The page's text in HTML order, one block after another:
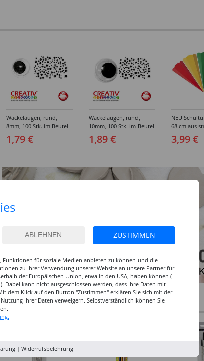
Wackelaugen, rund,
8mm, 100 Stk. im Beutel
1,79 €
Wackelaugen, rund,
10mm, 100 Stk. im Beutel
1,89 €
NEU
68 cm aus
Karton mit
3,99 €
ZUSTIMMEN
für soziale Medien anbieten zu können und die
zu Ihrer Verwendung unserer Website an unsere Partner für
der Europäischen Union, etwa in den USA, haben können (
). Dabei kann nicht ausgeschlossen werden, dass Ihre Daten mit
dem Klick auf den Button "Zustimmen" erklären Sie sich mit der
Ihrer Daten verweigern. Selbstverständlich können Sie
| Widerrufsbelehrung